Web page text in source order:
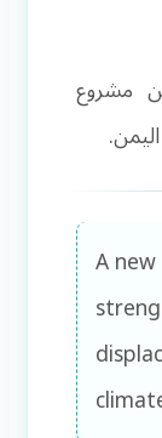
مشروع
A